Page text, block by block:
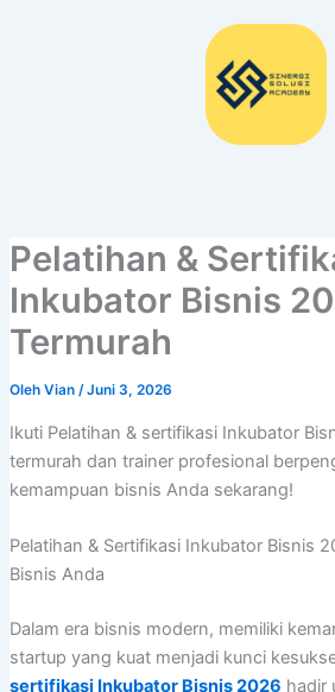
Pelatihan &
Inkubator Bisnis
Termurah
Oleh Vian /Juni 3, 2026
Ikuti Pelatihan & sertifikasi Inkubator
termurah dan trainer profesional
kemampuan bisnis Anda sekarang!
Pelatihan & Sertifikasi Inkubator Bisnis
Bisnis Anda
Dalam era bisnis modern, memiliki
startup yang kuat menjadi kunci
sertifikasi Inkubator Bisnis 2026 hadir